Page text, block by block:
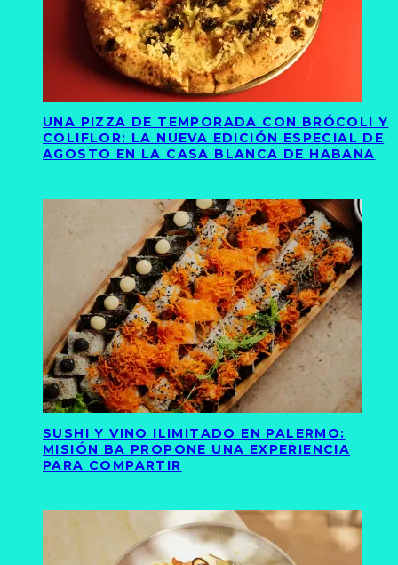
UNA PIZZA DE TEMPORADA CON BRÓCOLI Y
COLIFLOR: LA NUEVA EDICIÓN ESPECIAL DE
AGOSTO EN LA CASA BLANCA DE HABANA
SUSHI Y VINO ILIMITADO EN PALERMO:
MISIÓN BA PROPONE UNA EXPERIENCIA
PARA COMPARTIR